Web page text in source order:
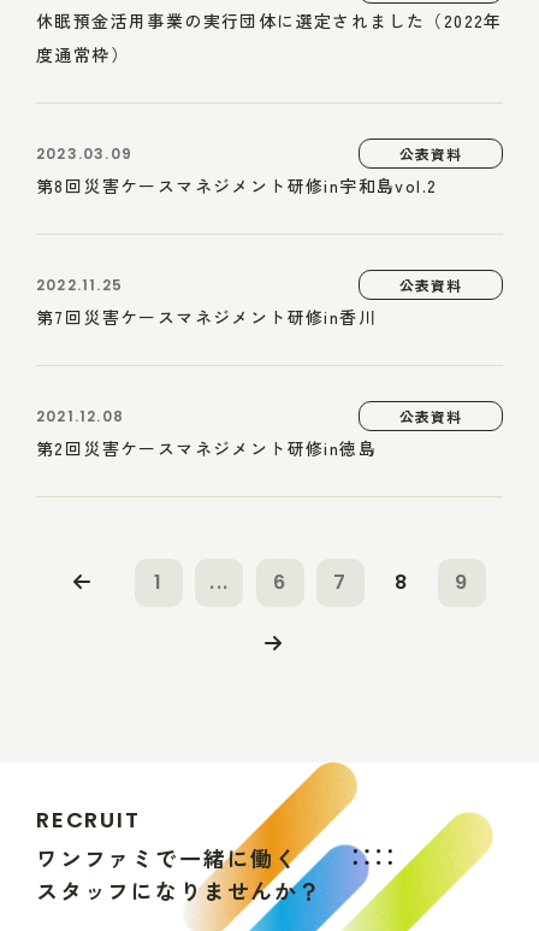
休眠預金活用事業の実行団体に選定されました（2022年
度通常枠）
2023.03.09 公表資料
第8回災害ケースマネジメント研修in宇和島vol.2
2022.11.25 公表資料
第7回災害ケースマネジメント研修in香川
2021.12.08 公表資料
第2回災害ケースマネジメント研修in徳島
1 ... 6 7 8 9
RECRUIT
ワ ン フ ァ ミ で一緒に働 く
ス タ ッ フ にな りま せんか？